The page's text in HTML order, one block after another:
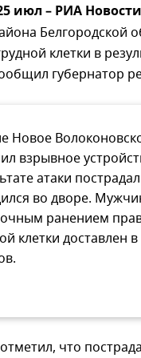
июл – РИА
Белгородской
клетки в
губернатор
Новое
взрывное
атаки
во дворе.
ранением
клетки доставлен
что